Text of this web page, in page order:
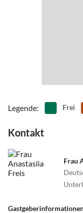
Legende: Frei
Kontakt
Frau